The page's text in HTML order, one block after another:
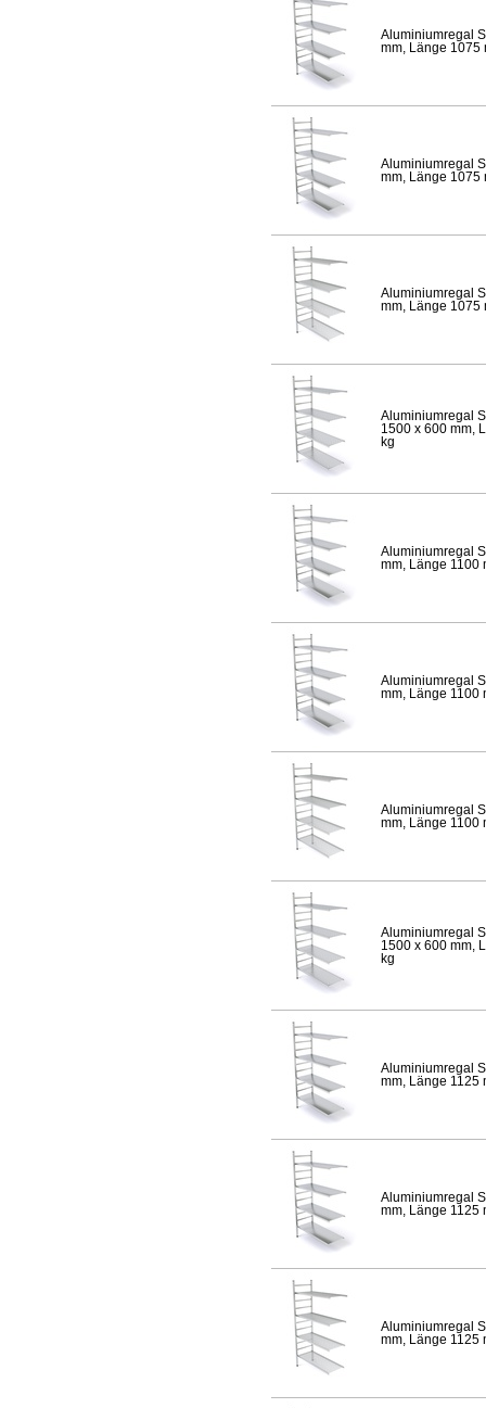
Aluminiumregal
mm, Länge 1075
Aluminiumregal
mm, Länge 1075
Aluminiumregal
mm, Länge 1075
Aluminiumregal
1500 x 600 mm,
kg
Aluminiumregal
mm, Länge 1100
Aluminiumregal
mm, Länge 1100
Aluminiumregal
mm, Länge 1100
Aluminiumregal
1500 x 600 mm,
kg
Aluminiumregal
mm, Länge 1125
Aluminiumregal
mm, Länge 1125
Aluminiumregal
mm, Länge 1125